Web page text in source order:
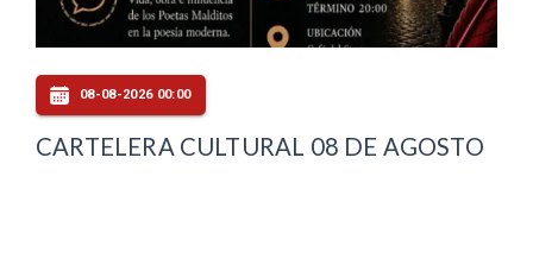
08-08-2026 00:00
CARTELERA CULTURAL 08 DE AGOSTO